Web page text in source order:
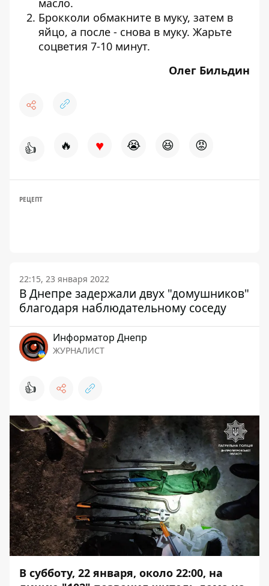
масло.
Брокколи обмакните в муку, затем в
яйцо, а после - снова в муку. Жарьте
соцветия 7-10 минут.
Олег Бильдин
👍 🔥 ♥ 😭 😆 😡
РЕЦЕПТ
22:15, 23 января 2022
В Днепре задержали двух "домушников"
благодаря наблюдательному соседу
Информатор Днепр
ЖУРНАЛИСТ
👍
В субботу, 22 января, около 22:00, на